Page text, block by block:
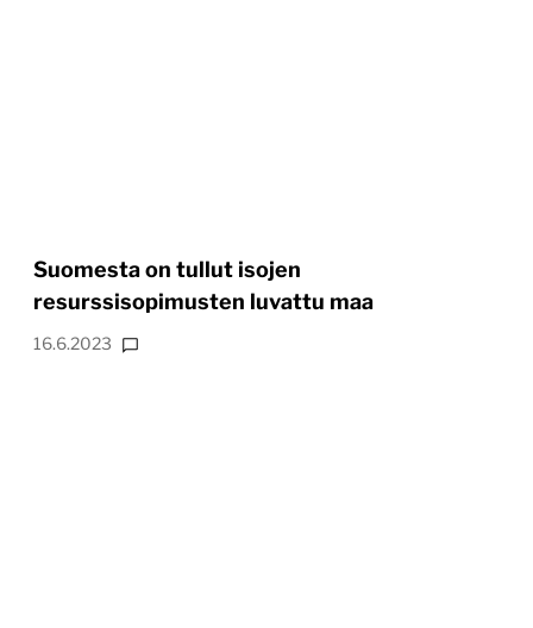
Suomesta on tullut isojen
resurssisopimusten luvattu maa
16.6.2023